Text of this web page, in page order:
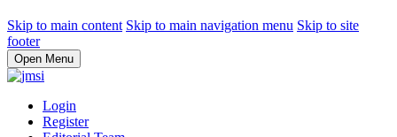
Skip to main content Skip to main navigation menu Skip to site
footer
Open Menu
Login
Register